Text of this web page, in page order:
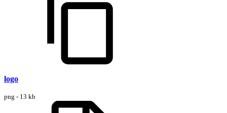
logo
png - 13 kb